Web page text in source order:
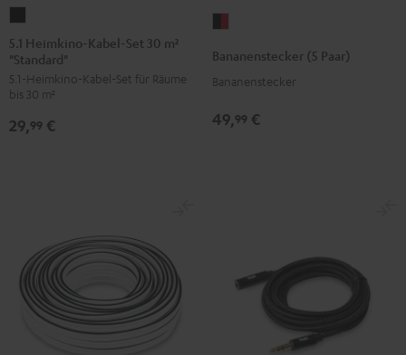
Heimkino-
Kabel-
Set
30
m²
5.1 Heimkino-Kabel-Set 30 m²
"Standard"
5.1-Heimkino-Kabel-Set für Räume
bis 30 m²
29,99 €
Paar)
Schwarz
Rot
Bananenstecker (5 Paar)
Bananenstecker
49,99 €